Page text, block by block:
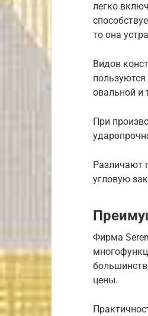
легко
то она
Видов
овальной и
При
Различают
угловую
Фирма
цены.